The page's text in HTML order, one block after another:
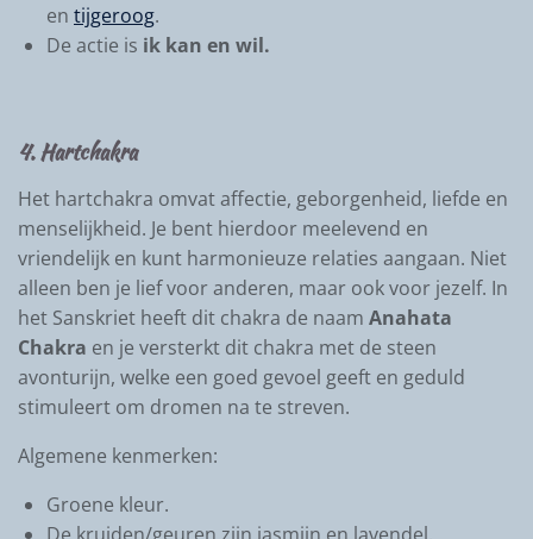
en tijgeroog.
De actie is ik kan en wil.
4. Hartchakra
Het hartchakra omvat affectie, geborgenheid, liefde en
menselijkheid. Je bent hierdoor meelevend en
vriendelijk en kunt harmonieuze relaties aangaan. Niet
alleen ben je lief voor anderen, maar ook voor jezelf. In
het Sanskriet heeft dit chakra de naam Anahata
Chakra en je versterkt dit chakra met de steen
avonturijn, welke een goed gevoel geeft en geduld
stimuleert om dromen na te streven.
Algemene kenmerken:
Groene kleur.